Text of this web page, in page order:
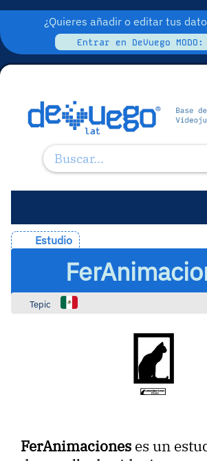
¿Quieres añadir o editar tus
Entrar en DeVuego
Estudio
Tepic
FerAnimaciones es un